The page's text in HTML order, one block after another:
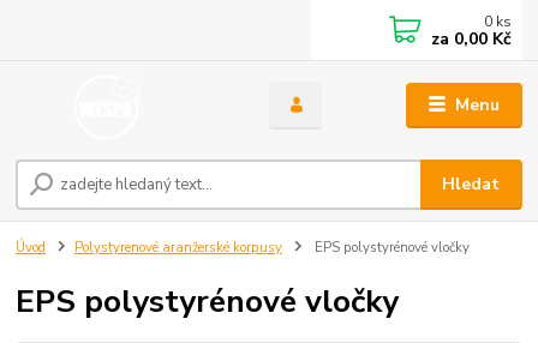
Menu
Hledat
0 ks
za 0,00 Kč
Úvod Polystyrenové aranžerské korpusy EPS polystyrénové vločky
EPS polystyrénové vločky